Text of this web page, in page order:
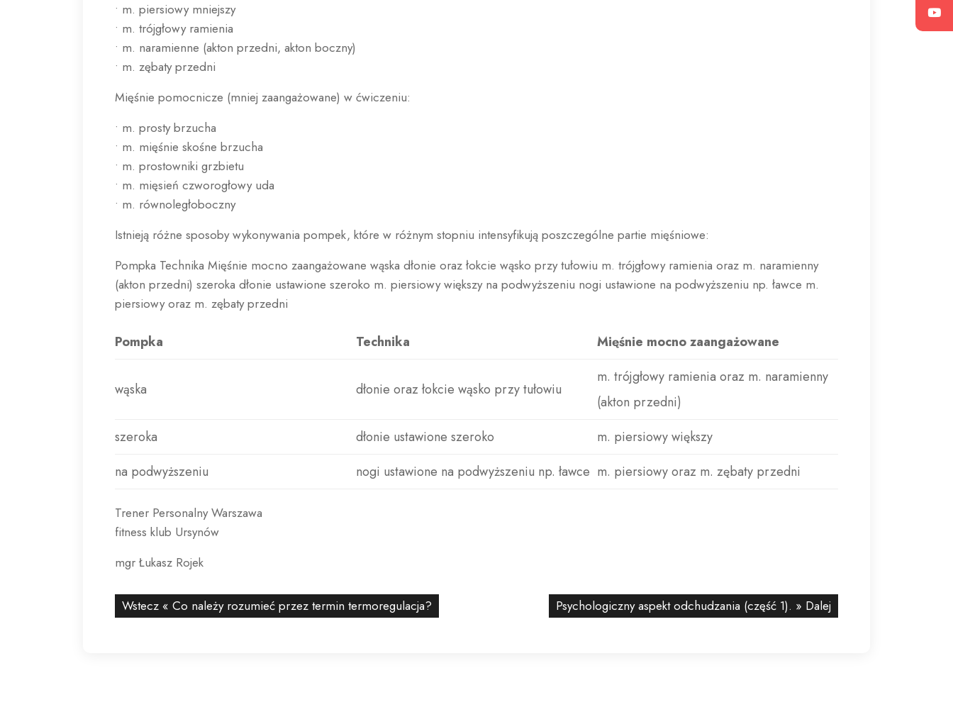
• m. piersiowy mniejszy
• m. trójgłowy ramienia
• m. naramienne (akton przedni, akton boczny)
• m. zębaty przedni
Mięśnie pomocnicze (mniej zaangażowane) w ćwiczeniu:
• m. prosty brzucha
• m. mięśnie skośne brzucha
• m. prostowniki grzbietu
• m. mięsień czworogłowy uda
• m. równoległoboczny
Istnieją różne sposoby wykonywania pompek, które w różnym stopniu intensyfikują poszczególne partie mięśniowe:
Pompka Technika Mięśnie mocno zaangażowane wąska dłonie oraz łokcie wąsko przy tułowiu m. trójgłowy ramienia oraz m. naramienny
(akton przedni) szeroka dłonie ustawione szeroko m. piersiowy większy na podwyższeniu nogi ustawione na podwyższeniu np. ławce m.
piersiowy oraz m. zębaty przedni
Pompka Technika Mięśnie mocno zaangażowane
wąska dłonie oraz łokcie wąsko przy tułowiu
m. trójgłowy ramienia oraz m. naramienny
(akton przedni)
szeroka
dłonie ustawione szeroko
m. piersiowy większy
na podwyższeniu
nogi ustawione na podwyższeniu np. ławce m. piersiowy oraz m. zębaty przedni
Trener Personalny Warszawa
fitness klub Ursynów
mgr Łukasz Rojek
Wstecz « Co należy rozumieć przez termin termoregulacja? Psychologiczny aspekt odchudzania (część 1). » Dalej